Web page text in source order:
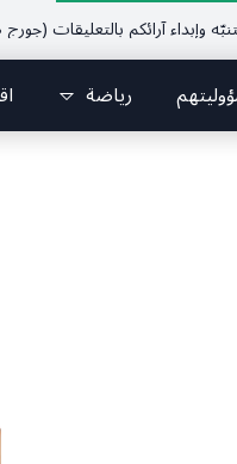
آرائكم بالتعليقات (جورج صبّاغ)
رياضة